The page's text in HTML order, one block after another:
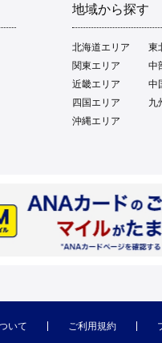
地域から探す
北海道エリア
東
関東エリア
中
近畿エリア
中
四国エリア
九
沖縄エリア
いて ご利用規約